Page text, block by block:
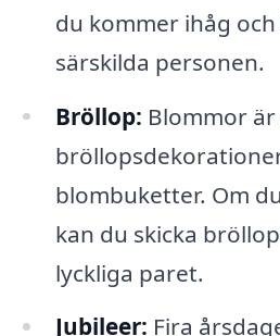
du kommer ihåg
särskilda personen.
Bröllop: Blommor
blombuketter. Om
kan du skicka
lyckliga paret.
Jubileer: Fira